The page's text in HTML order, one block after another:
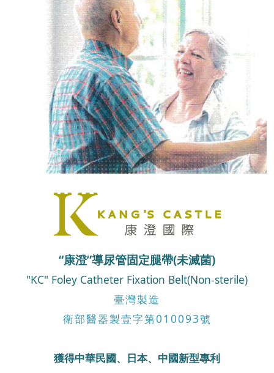
“康澄”導尿管固定腿帶(未滅菌)
"KC" Foley Catheter Fixation Belt(Non-sterile)
臺灣製造
衛部醫器製壹字第010093號
獲得中華民國、日本、中國新型專利